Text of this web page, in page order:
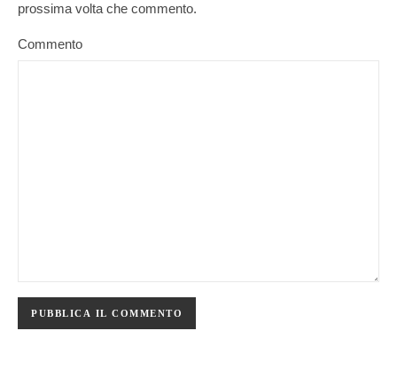
prossima volta che commento.
Commento